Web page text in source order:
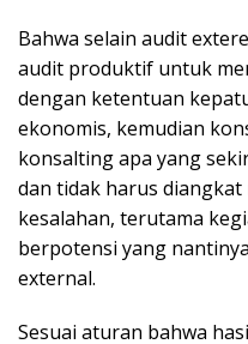
Bahwa selain audit
audit produktif untuk
dengan ketentuan
ekonomis, kemudian
konsalting apa yang
dan tidak harus
kesalahan, terutama
berpotensi yang
external.
Sesuai aturan bahwa